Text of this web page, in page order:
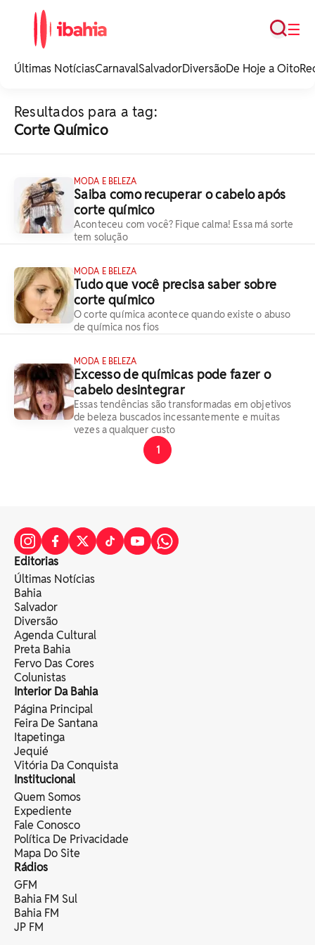
noticias e
☰
Busca
Últimas NotíciasCarnavalSalvadorDiversãoDe Hoje a Oito
Resultados para a tag:
Corte Químico
MODA E BELEZA
Saiba como recuperar o cabelo após
corte químico
Aconteceu com você? Fique calma! Essa má sorte
tem solução
MODA E BELEZA
Tudo que você precisa saber sobre
corte químico
O corte química acontece quando existe o abuso
de química nos fios
MODA E BELEZA
Excesso de químicas pode fazer o
cabelo desintegrar
Essas tendências são transformadas em objetivos
de beleza buscados incessantemente e muitas
vezes a qualquer custo
1
Editorias
Últimas Notícias
Bahia
Salvador
Diversão
Agenda Cultural
Preta Bahia
Fervo Das Cores
Colunistas
Interior Da Bahia
Página Principal
Feira De Santana
Itapetinga
Jequié
Vitória Da Conquista
Institucional
Quem Somos
Expediente
Fale Conosco
Política De Privacidade
Mapa Do Site
Rádios
GFM
Bahia FM Sul
Bahia FM
JP FM